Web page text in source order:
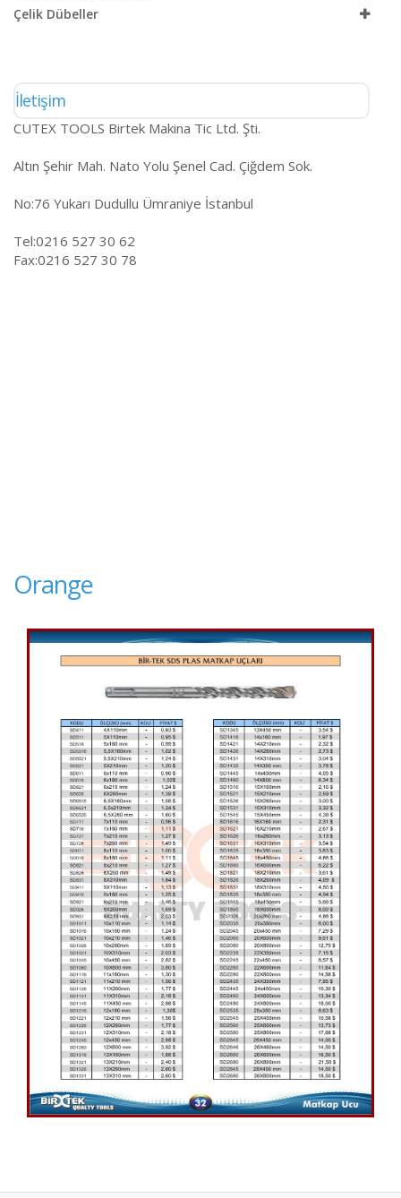
Çelik Dübeller
İletişim
CUTEX TOOLS Birtek Makina Tic Ltd. Şti.
Altın Şehir Mah. Nato Yolu Şenel Cad. Çiğdem Sok.
No:76 Yukarı Dudullu Ümraniye İstanbul
Tel:0216 527 30 62
Fax:0216 527 30 78
Orange